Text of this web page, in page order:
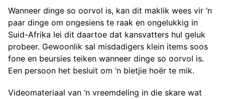
Wanneer dinge so oorvol is, kan dit maklik wees vir ‘n
paar dinge om ongesiens te raak en ongelukkig in
Suid-Afrika lei dit daartoe dat kansvatters hul geluk
probeer. Gewoonlik sal misdadigers klein items soos
fone en beursies teiken wanneer dinge so oorvol is.
Een persoon het besluit om ‘n bietjie hoër te mik.
Videomateriaal van ‘n vreemdeling in die skare wat